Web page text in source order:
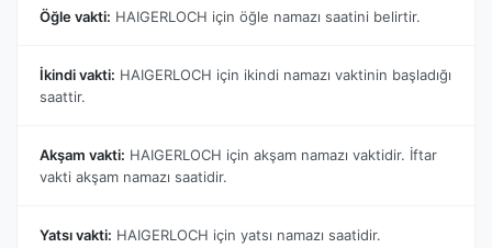
Öğle vakti: HAIGERLOCH için öğle namazı saatini belirtir.
İkindi vakti: HAIGERLOCH için ikindi namazı vaktinin başladığı
saattir.
Akşam vakti: HAIGERLOCH için akşam namazı vaktidir. İftar
vakti akşam namazı saatidir.
Yatsı vakti: HAIGERLOCH için yatsı namazı saatidir.